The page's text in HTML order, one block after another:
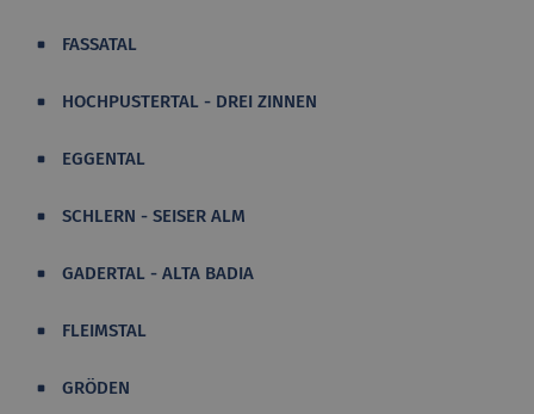
FASSATAL
HOCHPUSTERTAL - DREI ZINNEN
EGGENTAL
SCHLERN - SEISER ALM
GADERTAL - ALTA BADIA
FLEIMSTAL
GRÖDEN